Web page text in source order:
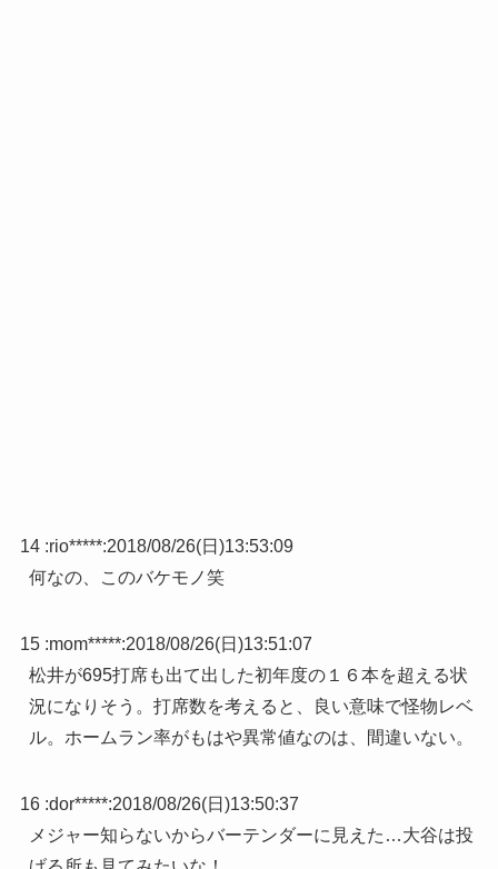
14 :rio*****:2018/08/26(日)13:53:09
何なの、このバケモノ笑
15 :mom*****:2018/08/26(日)13:51:07
松井が695打席も出て出した初年度の１６本を超える状
況になりそう。打席数を考えると、良い意味で怪物レベ
ル。ホームラン率がもはや異常値なのは、間違いない。
16 :dor*****:2018/08/26(日)13:50:37
メジャー知らないからバーテンダーに見えた…大谷は投